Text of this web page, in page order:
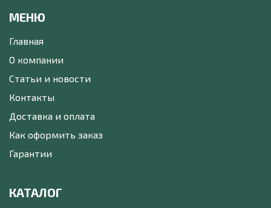
МЕНЮ
Главная
О компании
Статьи и новости
Контакты
Доставка и оплата
Как оформить заказ
Гарантии
КАТАЛОГ